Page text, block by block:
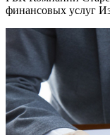
финансовых услуг